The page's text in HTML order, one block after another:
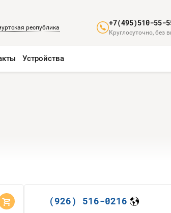
республика +7(495)510-55-
Круглосуточно, без
Устройства
(926) 516-0216